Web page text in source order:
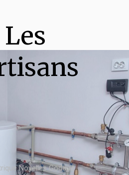
Les
Noyelles Godault